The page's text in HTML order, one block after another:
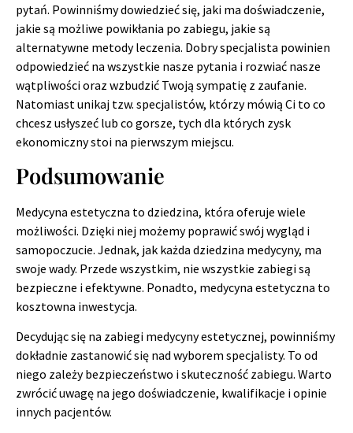
pytań. Powinniśmy dowiedzieć się, jaki ma doświadczenie,
jakie są możliwe powikłania po zabiegu, jakie są
alternatywne metody leczenia. Dobry specjalista powinien
odpowiedzieć na wszystkie nasze pytania i rozwiać nasze
wątpliwości oraz wzbudzić Twoją sympatię z zaufanie.
Natomiast unikaj tzw. specjalistów, którzy mówią Ci to co
chcesz usłyszeć lub co gorsze, tych dla których zysk
ekonomiczny stoi na pierwszym miejscu.
Podsumowanie
Medycyna estetyczna to dziedzina, która oferuje wiele
możliwości. Dzięki niej możemy poprawić swój wygląd i
samopoczucie. Jednak, jak każda dziedzina medycyny, ma
swoje wady. Przede wszystkim, nie wszystkie zabiegi są
bezpieczne i efektywne. Ponadto, medycyna estetyczna to
kosztowna inwestycja.
Decydując się na zabiegi medycyny estetycznej, powinniśmy
dokładnie zastanowić się nad wyborem specjalisty. To od
niego zależy bezpieczeństwo i skuteczność zabiegu. Warto
zwrócić uwagę na jego doświadczenie, kwalifikacje i opinie
innych pacjentów.